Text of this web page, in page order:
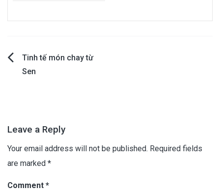
Post
navigation
Tinh tế món chay từ
Sen
Leave a Reply
Your email address will not be published. Required fields
are marked *
Comment *